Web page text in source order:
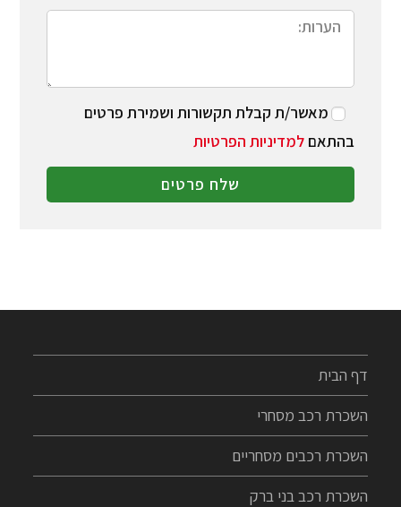
מאשר/ת קבלת תקשורות ושמירת פרטים
בהתאםלמדיניות הפרטיות
שלח פרטים
דף הבית
השכרת רכב מסחרי
השכרת רכבים מסחריים
השכרת רכב בני ברק